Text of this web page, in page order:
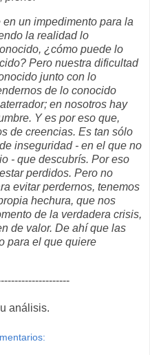
un impedimento para la
la realidad lo
¿cómo puede lo
Pero nuestra dificultad
junto con lo
de lo conocido
en nosotros hay
Y es por eso que,
de creencias. Es tan sólo
inseguridad - en el que no
- que descubrís. Por eso
perdidos. Pero no
evitar perdernos, tenemos
hechura, que nos
de la verdadera crisis,
de valor. De ahí que las
para el que quiere
análisis.